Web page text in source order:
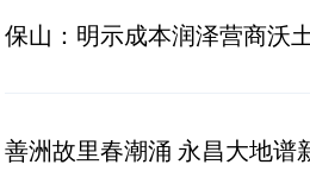
保山：明示成本润泽营商沃
善洲故里春潮涌 永昌大地